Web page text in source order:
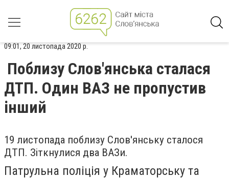
09:01, 20 листопада 2020 р.
Поблизу Слов'янська сталася
ДТП. Один ВАЗ не пропустив
інший
19 листопада поблизу Слов'янську сталося
ДТП. Зіткнулися два ВАЗи.
Патрульна поліція у Краматорську та